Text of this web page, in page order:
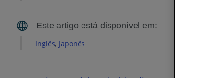
Inglês Japonês